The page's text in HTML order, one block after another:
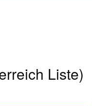
Liste)